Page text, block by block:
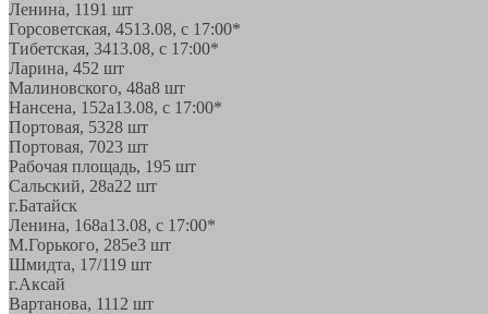
Ленина, 1191 шт
Горсоветская, 4513.08, с 17:00*
Тибетская, 3413.08, с 17:00*
Ларина, 452 шт
Малиновского, 48а8 шт
Нансена, 152а13.08, с 17:00*
Портовая, 5328 шт
Портовая, 7023 шт
Рабочая площадь, 195 шт
Сальский, 28a22 шт
г.Батайск
Ленина, 168а13.08, с 17:00*
М.Горького, 285е3 шт
Шмидта, 17/119 шт
г.Аксай
Вартанова, 1112 шт